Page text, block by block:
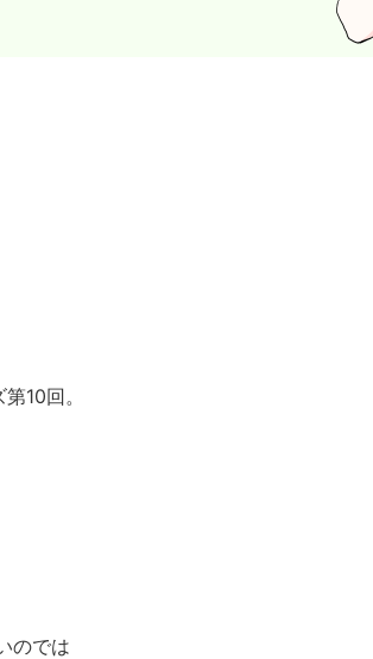
10回。
のでは